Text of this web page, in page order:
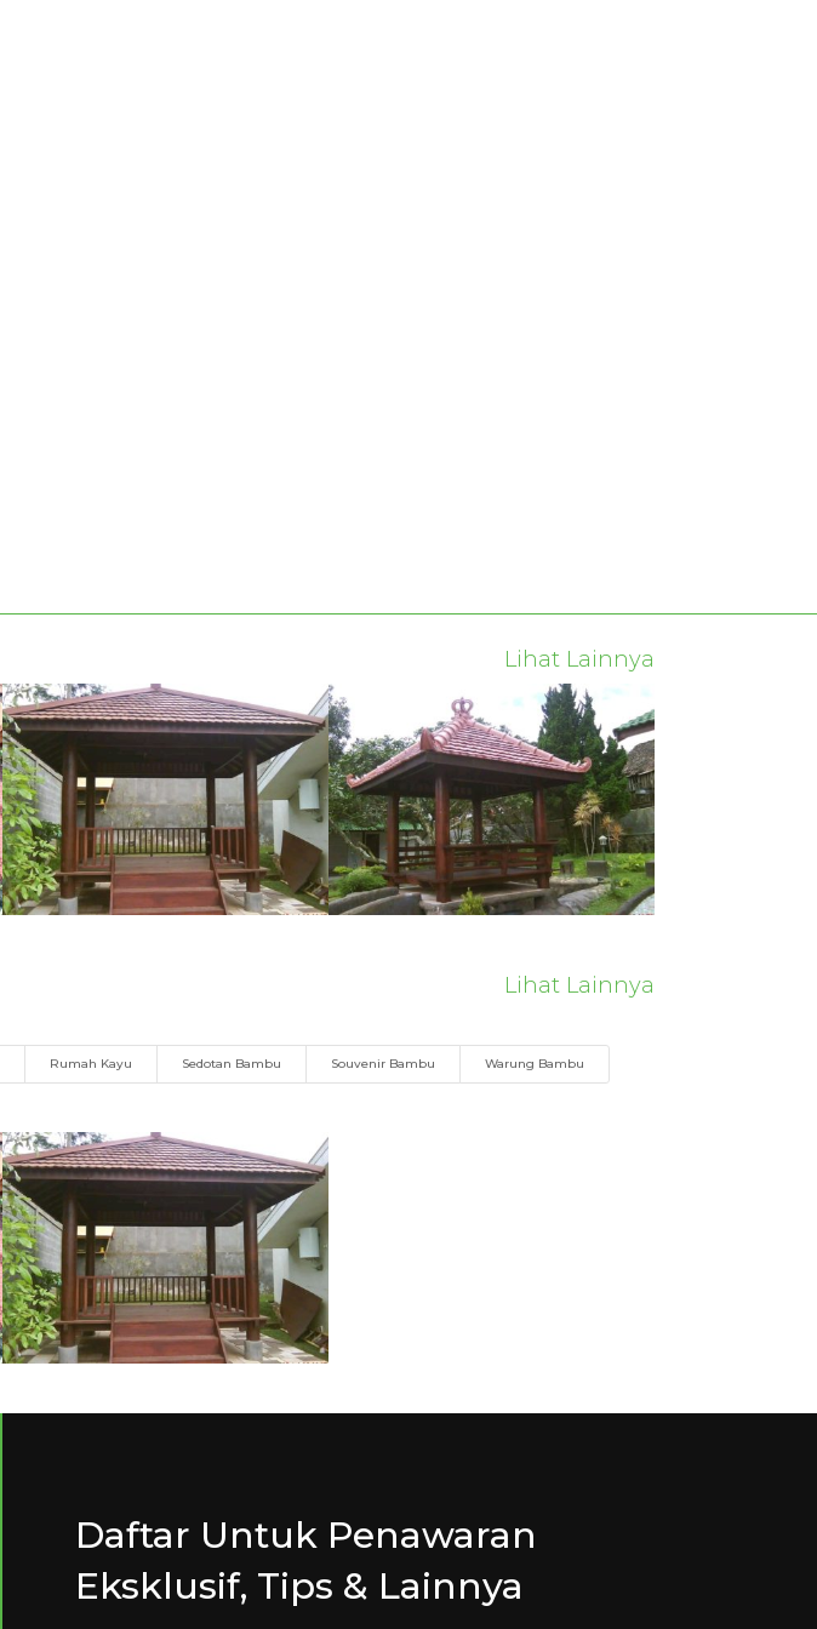
Lihat Lainnya
Lihat Lainnya
Rumah Kayu Sedotan Bambu Souvenir Bambu Warung Bambu
Daftar Untuk Penawaran
Eksklusif, Tips & Lainnya